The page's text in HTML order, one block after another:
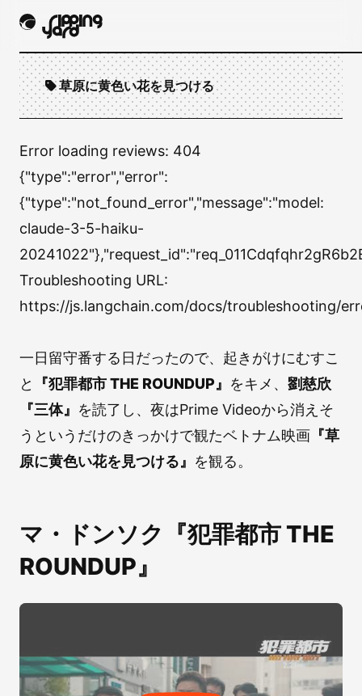
草原に黄色い花を見つける
Error loading reviews: 404
{"type":"error","error":
{"type":"not_found_error","message":"model:
claude-3-5-haiku-
Troubleshooting URL:
https://js.langchain.com/docs/troubleshooting/
一日留守番する日だったので、起きがけにむすこ
と
『犯罪都市 THE ROUNDUP』 をキメ、 劉慈欣
『三体』 を読了し、夜はPrime Videoから消えそ
うというだけのきっかけで観たベトナム映画 『草
原に黄色い花を見つける』 を観る。
マ・ドンソク『犯罪都市 THE
ROUNDUP』